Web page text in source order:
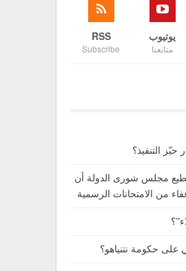
يوتيوب
متابعنا
RSS
Subscribe
التنفيذ؟
مجلس شورى الدولة أن
من الامتحانات الرسمية
على حكومة نتنياهو؟